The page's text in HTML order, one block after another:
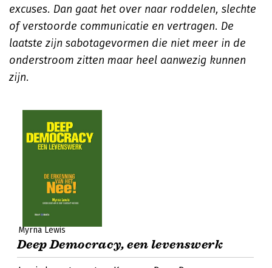
excuses. Dan gaat het over naar roddelen, slechte
of verstoorde communicatie en vertragen. De
laatste zijn sabotagevormen die niet meer in de
onderstroom zitten maar heel aanwezig kunnen
zijn.
Myrna Lewis
Deep Democracy, een levenswerk